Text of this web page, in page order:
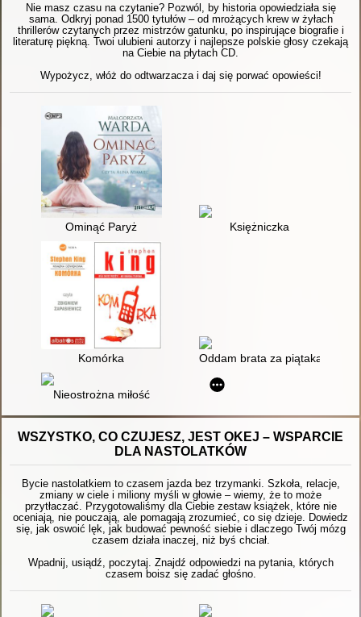
Nie masz czasu na czytanie? Pozwól, by historia opowiedziała się
sama. Odkryj ponad 1500 tytułów – od mrożących krew w żyłach
thrillerów czytanych przez mistrzów gatunku, po inspirujące biografie i
literaturę piękną. Twoi ulubieni autorzy i najlepsze polskie głosy czekają
na Ciebie na płytach CD.
Wypożycz, włóż do odtwarzacza i daj się porwać opowieści!
Ominąć Paryż Księżniczka
Komórka Oddam brata za piątaka (tylko
Nieostrożna miłość
WSZYSTKO, CO CZUJESZ, JEST OKEJ – WSPARCIE
DLA NASTOLATKÓW
Bycie nastolatkiem to czasem jazda bez trzymanki. Szkoła, relacje,
zmiany w ciele i miliony myśli w głowie – wiemy, że to może
przytłaczać. Przygotowaliśmy dla Ciebie zestaw książek, które nie
oceniają, nie pouczają, ale pomagają zrozumieć, co się dzieje. Dowiedz
się, jak oswoić lęk, jak budować pewność siebie i dlaczego Twój mózg
czasem działa inaczej, niż byś chciał.
Wpadnij, usiądź, poczytaj. Znajdź odpowiedzi na pytania, których
czasem boisz się zadać głośno.